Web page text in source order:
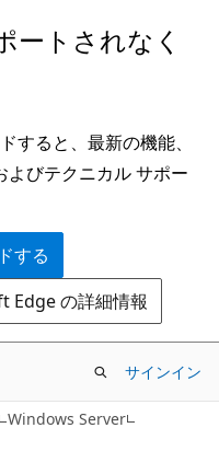
ートされなく
ると、最新の機能、
よびテクニカル サポー
する
の詳細情報
サインイン
Windows Server